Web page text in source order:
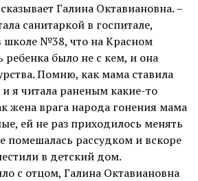
Галина Октавиановна. –
санитаркой в госпитале,
школе №38, что на Красном
ребенка было не с кем, и она
Помню, как мама ставила
я читала раненым какие-то
жена врага народа гонения мама
ей не раз приходилось менять
помешалась рассудком и вскоре
в детский дом.
с отцом, Галина Октавиановна